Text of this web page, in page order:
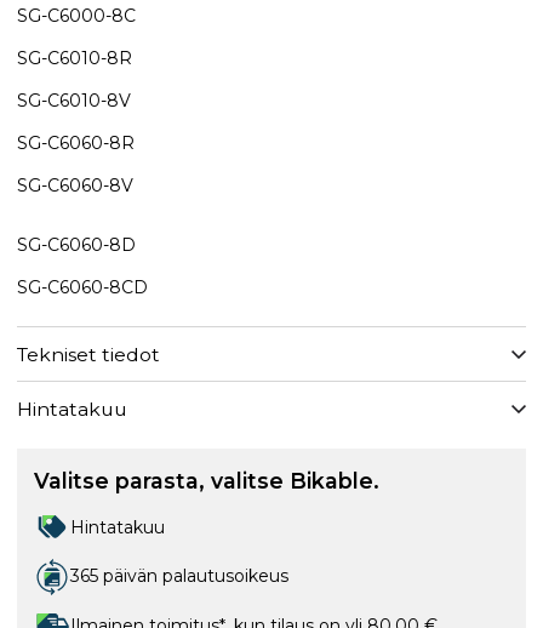
SG-C6000-8C
​SG-C6010-8R
SG-C6010-8V
​SG-C6060-8R
SG-C6060-8V
SG-C6060-8D
​SG-C6060-8CD
Tekniset tiedot
Hintatakuu
Valitse parasta, valitse Bikable.
Hintatakuu
365 päivän palautusoikeus